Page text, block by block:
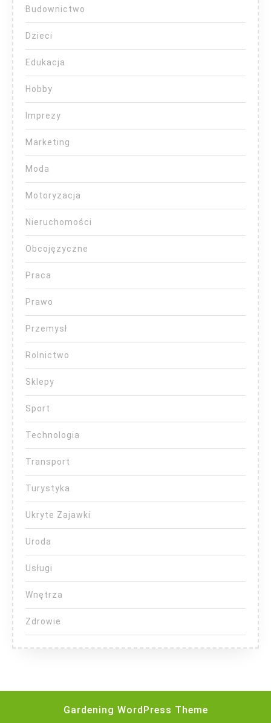
Budownictwo
Dzieci
Edukacja
Hobby
Imprezy
Marketing
Moda
Motoryzacja
Nieruchomości
Obcojęzyczne
Praca
Prawo
Przemysł
Rolnictwo
Sklepy
Sport
Technologia
Transport
Turystyka
Ukryte Zajawki
Uroda
Usługi
Wnętrza
Zdrowie
Gardening WordPress Theme